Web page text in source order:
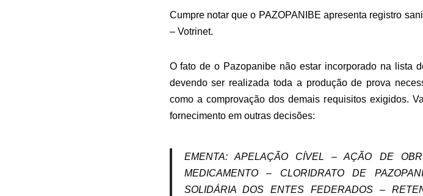
Cumpre notar que o PAZOPANIBE apresenta registro
– Votrinet.
O fato de o Pazopanibe não estar incorporado na lista
devendo ser realizada toda a produção de prova
como a comprovação dos demais requisitos exigidos.
fornecimento em outras decisões:
EMENTA: APELAÇÃO CÍVEL – AÇÃO DE
MEDICAMENTO – CLORIDRATO DE
SOLIDÁRIA DOS ENTES FEDERADOS –